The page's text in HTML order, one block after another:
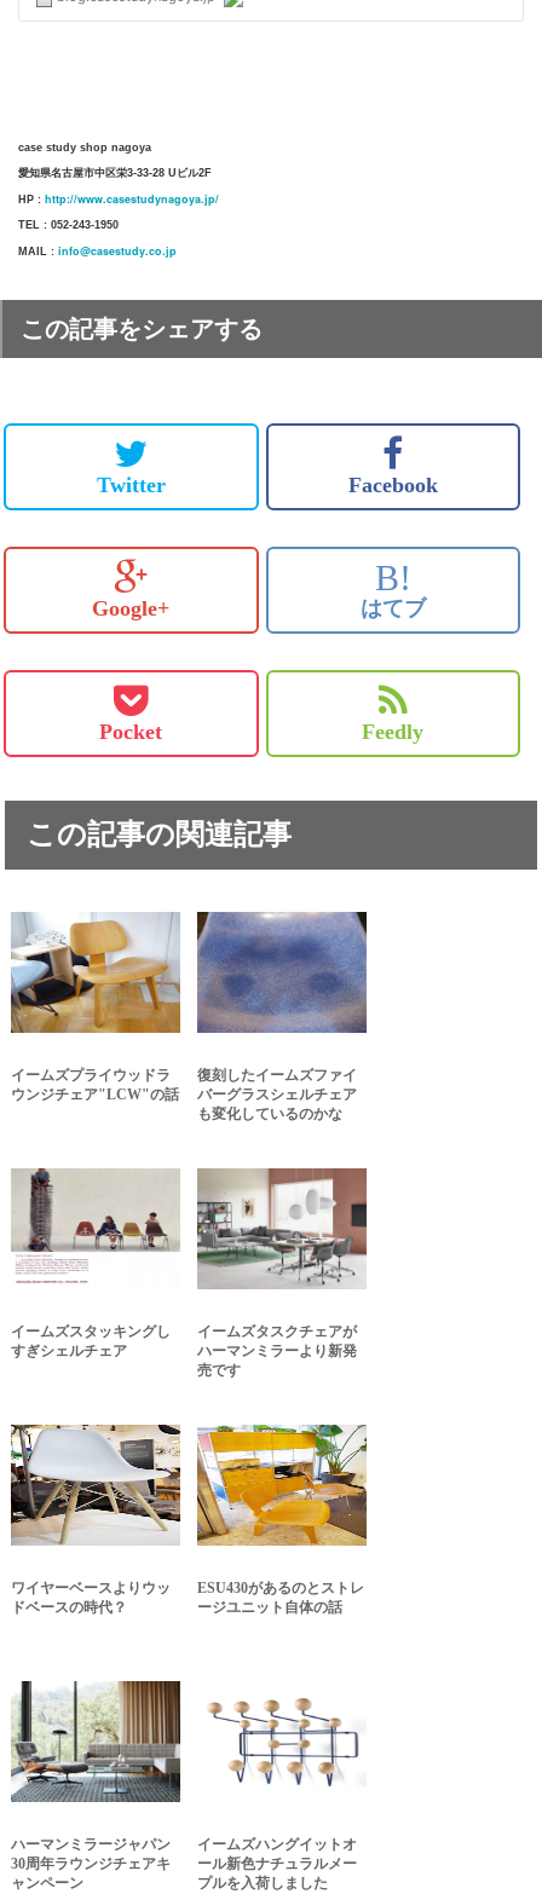
case study shop nagoya
愛知県名古屋市中区栄3-33-28 Uビル2F
HP : http://www.casestudynagoya.jp/
TEL : 052-243-1950
MAIL : info@casestudy.co.jp
この記事をシェアする
Twitter Facebook
Google+
B!
はてブ
Pocket Feedly
この記事の関連記事
イームズプライウッドラ
ウンジチェア"LCW"の話
復刻したイームズファイ
バーグラスシェルチェア
も変化しているのかな
イームズスタッキングし
すぎシェルチェア
イームズタスクチェアが
ハーマンミラーより新発
売です
ワイヤーベースよりウッ
ドベースの時代？
ESU430があるのとストレ
ージユニット自体の話
ハーマンミラージャパン
30周年ラウンジチェアキ
ャンペーン
イームズハングイットオ
ール新色ナチュラルメー
プルを入荷しました